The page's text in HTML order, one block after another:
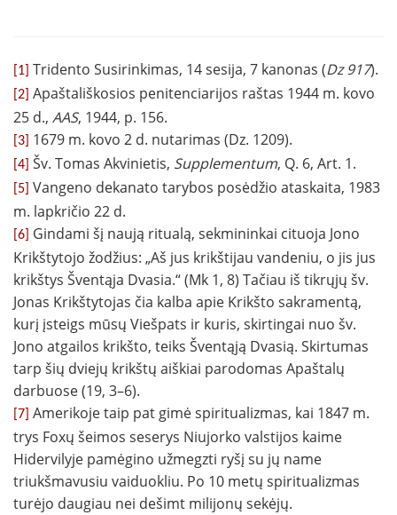
[1] Tridento Susirinkimas, 14 sesija, 7 kanonas (Dz 917).
[2] Apaštališkosios penitenciarijos raštas 1944 m. kovo
25 d., AAS, 1944, p. 156.
[3] 1679 m. kovo 2 d. nutarimas (Dz. 1209).
[4] Šv. Tomas Akvinietis, Supplementum, Q. 6, Art. 1.
[5] Vangeno dekanato tarybos posėdžio ataskaita, 1983
m. lapkričio 22 d.
[6]
Gindami šį naują ritualą, sekmininkai cituoja Jono
Krikštytojo žodžius: „Aš jus krikštijau vandeniu, o jis jus
krikštys Šventąja Dvasia.“ (Mk 1, 8) Tačiau iš tikrųjų šv.
Jonas Krikštytojas čia kalba apie Krikšto sakramentą,
kurį įsteigs mūsų Viešpats ir kuris, skirtingai nuo šv.
Jono atgailos krikšto, teiks Šventąją Dvasią. Skirtumas
tarp šių dviejų krikštų aiškiai parodomas Apaštalų
darbuose (19, 3–6).
[7] Amerikoje taip pat gimė spiritualizmas, kai 1847 m.
trys Foxų šeimos seserys Niujorko valstijos kaime
Hidervilyje pamėgino užmegzti ryšį su jų name
triukšmavusiu vaiduokliu. Po 10 metų spiritualizmas
turėjo daugiau nei dešimt milijonų sekėjų.